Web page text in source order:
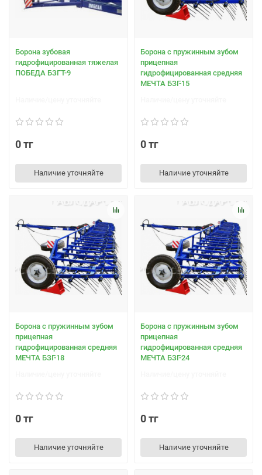
Борона зубовая
гидрофицированная тяжелая
ПОБЕДА БЗГТ-9
0 тг
Наличие уточняйте
Борона с пружинным зубом
прицепная
гидрофицированная средняя
МЕЧТА БЗГ-15
0 тг
Наличие уточняйте
Борона с пружинным зубом
прицепная
гидрофицированная средняя
МЕЧТА БЗГ-18
0 тг
Наличие уточняйте
Борона с пружинным зубом
прицепная
гидрофицированная средняя
МЕЧТА БЗГ-24
0 тг
Наличие уточняйте